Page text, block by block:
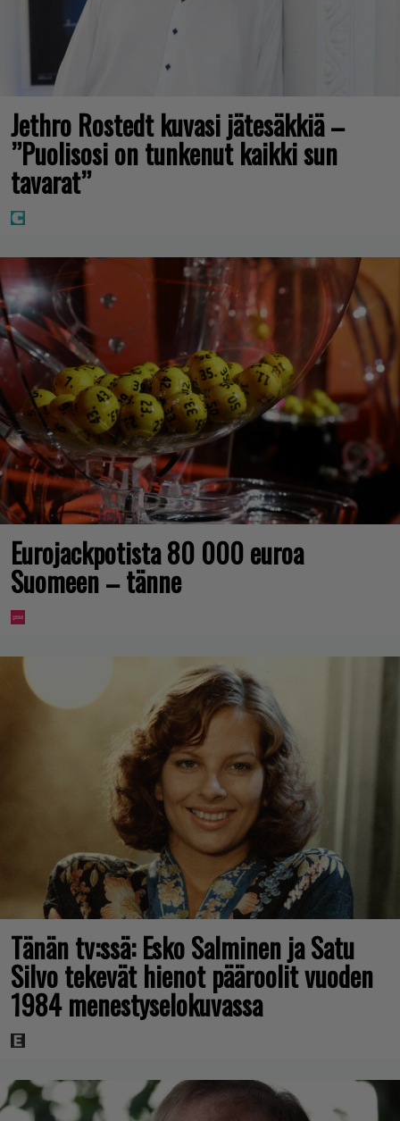
Jethro Rostedt kuvasi jätesäkkiä –
”Puolisosi on tunkenut kaikki sun
tavarat”
Eurojackpotista 80 000 euroa
Suomeen – tänne
Tänän tv:ssä: Esko Salminen ja Satu
Silvo tekevät hienot pääroolit vuoden
1984 menestyselokuvassa